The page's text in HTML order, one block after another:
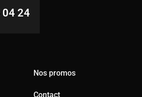
24
Nos promos
Contact